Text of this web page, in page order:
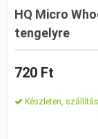
HQ Micro
tengelyre
720 Ft
Készleten,